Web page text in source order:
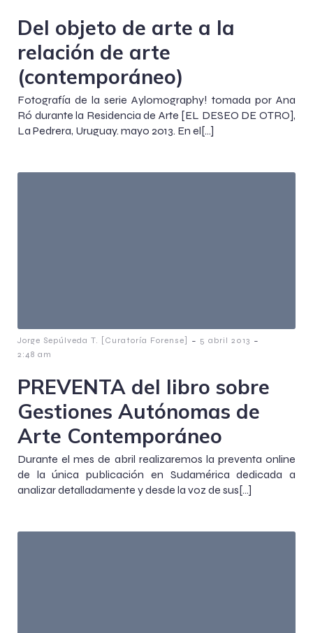
Del objeto de arte a la
relación de arte
(contemporáneo)
Fotografía de la serie Aylomography! tomada por Ana
Ró durante la Residencia de Arte [EL DESEO DE OTRO],
La Pedrera, Uruguay. mayo 2013. En el[…]
Jorge Sepúlveda T. [Curatoría Forense] - 5 abril 2013 -
2:48 am
PREVENTA del libro sobre
Gestiones Autónomas de
Arte Contemporáneo
Durante el mes de abril realizaremos la preventa online
de la única publicación en Sudamérica dedicada a
analizar detalladamente y desde la voz de sus[…]